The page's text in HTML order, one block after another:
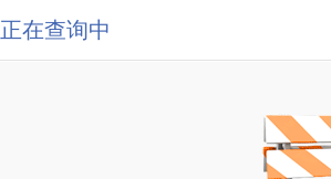
正在查询中